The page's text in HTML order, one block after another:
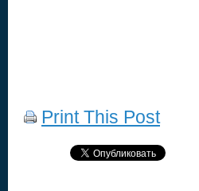
Print This Post